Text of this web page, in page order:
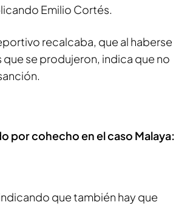
Emilio Cortés.
recalcaba, que al haberse
se produjeron, indica que no
por cohecho en el caso Malaya:
que también hay que